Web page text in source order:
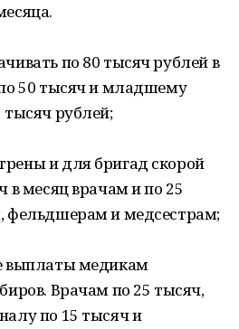
по 80 тысяч рублей в
50 тысяч и младшему
рублей;
и для бригад скорой
месяц врачам и по 25
фельдшерам и медсестрам;
выплаты медикам
Врачам по 25 тысяч,
по 15 тысяч и